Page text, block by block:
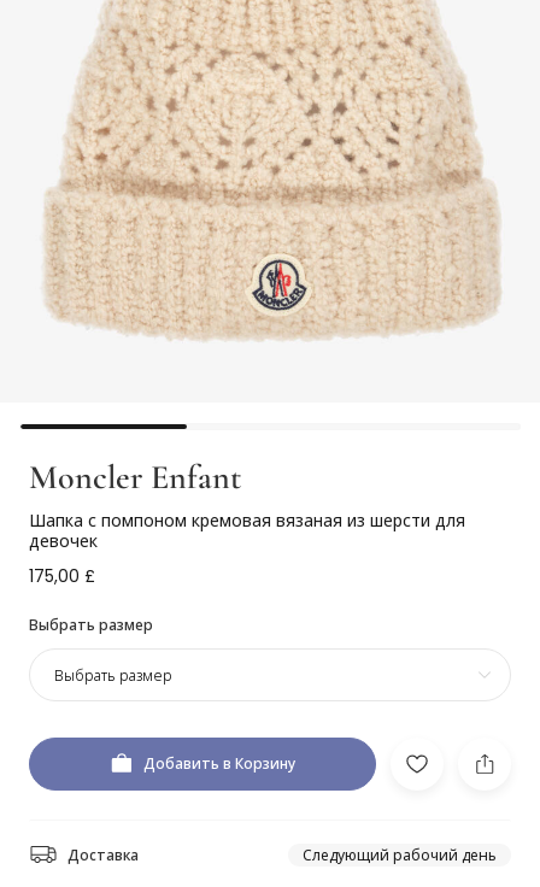
Moncler Enfant
Шапка с помпоном кремовая вязаная из шерсти для
девочек
175,00 £
Выбрать размер
Выбрать размер
Добавить в Корзину
Доставка Следующий рабочий день